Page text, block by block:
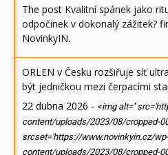
The post Kvalitní spánek jako
odpočinek v dokonalý zážitek?
NovinkyIN.
ORLEN v Česku rozšiřuje síť
být jedničkou mezi čerpacími
22 dubna 2026 - <img alt=''
content/uploads/2023/08/cropped-
srcset='https://www.novinkyin.cz/wp-
content/uploads/2023/08/cropped-